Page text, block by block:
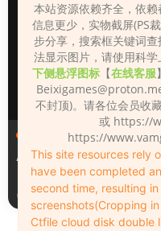
人物（Looks）
Alice
4天前
本站资源依赖齐全，依
信息更少，实物截屏(PS
步分享，搜索框关键词
法显示图片，请使用科
下侧悬浮图标 【在线客服
不封顶)。请各位会员
或 https://
https://
This site resources rely
have been completed
second time, resulting
screenshots(Cropping
Ctfile cloud disk double